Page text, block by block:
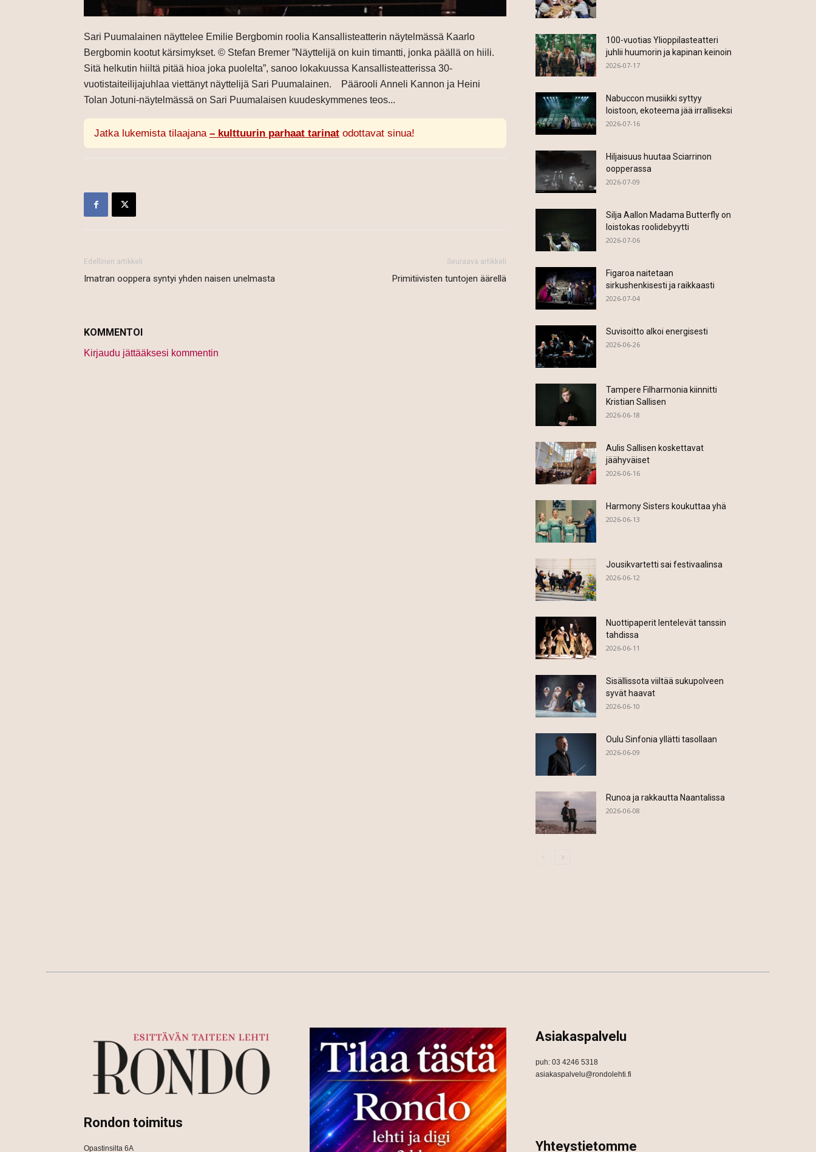
Sari Puumalainen näyttelee Emilie Bergbomin roolia Kansallisteatterin näytelmässä Kaarlo
Bergbomin kootut kärsimykset. © Stefan Bremer ”Näyttelijä on kuin timantti, jonka päällä on hiili.
Sitä helkutin hiiltä pitää hioa joka puolelta”, sanoo lokakuussa Kansallisteatterissa 30-
vuotistaiteilijajuhlaa viettänyt näyttelijä Sari Puumalainen. Päärooli Anneli Kannon ja Heini
Tolan Jotuni-näytelmässä on Sari Puumalaisen kuudeskymmenes teos...
Jatka lukemista tilaajana – kulttuurin parhaat tarinatodottavat sinua!
Edellinen artikkeli
Imatran ooppera syntyi yhden naisen unelmasta
Seuraava artikkeli
Primitiivisten tuntojen äärellä
KOMMENTOI
Kirjaudu jättääksesi kommentin
100-vuotias Ylioppilasteatteri
juhlii huumorin ja kapinan keinoin
2026-07-17
Nabuccon musiikki syttyy
loistoon, ekoteema jää irralliseksi
2026-07-16
Hiljaisuus huutaa Sciarrinon
oopperassa
2026-07-09
Silja Aallon Madama Butterfly on
loistokas roolidebyytti
2026-07-06
Figaroa naitetaan
sirkushenkisesti ja raikkaasti
2026-07-04
Suvisoitto alkoi energisesti
2026-06-26
Tampere Filharmonia kiinnitti
Kristian Sallisen
2026-06-18
Aulis Sallisen koskettavat
jäähyväiset
2026-06-16
Harmony Sisters koukuttaa yhä
2026-06-13
Jousikvartetti sai festivaalinsa
2026-06-12
Nuottipaperit lentelevät tanssin
tahdissa
2026-06-11
Sisällissota viiltää sukupolveen
syvät haavat
2026-06-10
Oulu Sinfonia yllätti tasollaan
2026-06-09
Runoa ja rakkautta Naantalissa
2026-06-08
Rondon toimitus
Opastinsilta 6A
Asiakaspalvelu
puh: 03 4246 5318
asiakaspalvelu@rondolehti.fi
Yhteystietomme